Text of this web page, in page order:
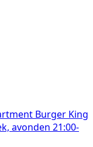
Burger King
avonden 21:00-